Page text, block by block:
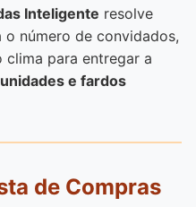
Inteligente resolve
o número de convidados,
para entregar a
e fardos
de Compras